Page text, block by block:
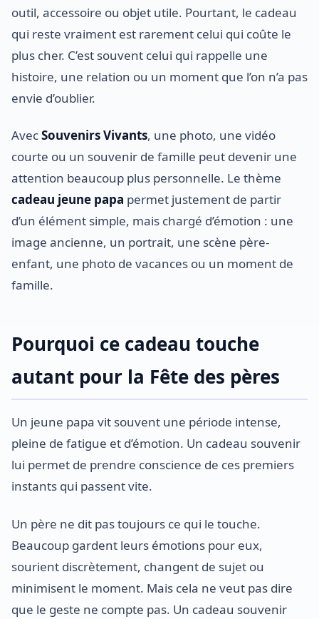
outil, accessoire ou objet utile. Pourtant, le cadeau
qui reste vraiment est rarement celui qui coûte le
plus cher. C’est souvent celui qui rappelle une
histoire, une relation ou un moment que l’on n’a pas
envie d’oublier.
AvecSouvenirs Vivants, une photo, une vidéo
courte ou un souvenir de famille peut devenir une
attention beaucoup plus personnelle. Le thème
cadeau jeune papa permet justement de partir
d’un élément simple, mais chargé d’émotion : une
image ancienne, un portrait, une scène père-
enfant, une photo de vacances ou un moment de
famille.
Pourquoi ce cadeau touche
autant pour la Fête des pères
Un jeune papa vit souvent une période intense,
pleine de fatigue et d’émotion. Un cadeau souvenir
lui permet de prendre conscience de ces premiers
instants qui passent vite.
Un père ne dit pas toujours ce qui le touche.
Beaucoup gardent leurs émotions pour eux,
sourient discrètement, changent de sujet ou
minimisent le moment. Mais cela ne veut pas dire
que le geste ne compte pas. Un cadeau souvenir